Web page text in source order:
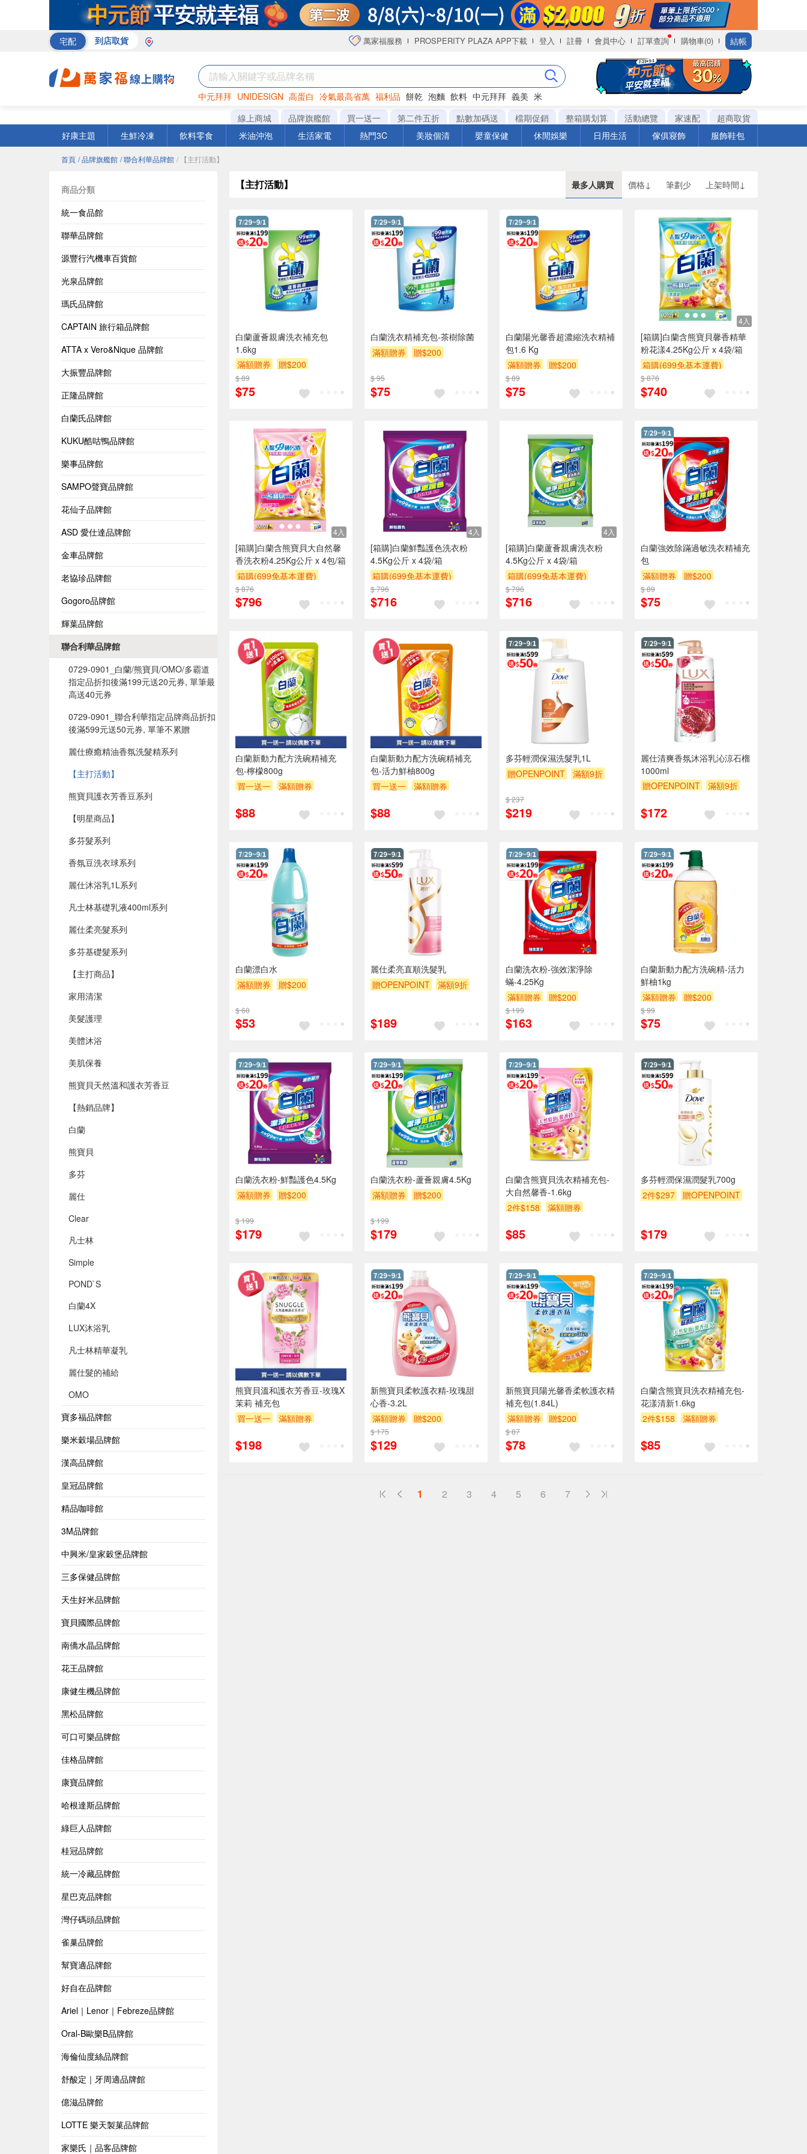
宅配 到店取貨 萬家福服務 PROSPERITY PLAZA APP下載 登入 註冊 會員中心 訂單查詢 購物車(0) 結帳
中元拜拜 UNIDESIGN 高蛋白 冷氣最高省萬 福利品 餅乾 泡麵 飲料 中元拜拜 義美 米
罐頭 咖啡 海苔
線上商城 品牌旗艦館 買一送一 第二件五折 點數加碼送 檔期促銷 整箱購划算 活動總覽 家速配
超商取貨
好康主題
生鮮冷凍 飲料零食 米油沖泡 生活家電 熱門3C 美妝個清 嬰童保健 休閒娛樂 日用生活 傢俱寢飾 服飾鞋包
首頁 / 品牌旗艦館 / 聯合利華品牌館 / 【主打活動】
商品分類
統一食品館
聯華品牌館
源豐行汽機車百貨館
光泉品牌館
瑪氏品牌館
CAPTAIN 旅行箱品牌館
ATTA x Vero&Nique 品牌館
大振豐品牌館
正隆品牌館
白蘭氏品牌館
KUKU酷咕鴨品牌館
樂事品牌館
SAMPO聲寶品牌館
花仙子品牌館
ASD 愛仕達品牌館
金車品牌館
老協珍品牌館
Gogoro品牌館
輝葉品牌館
聯合利華品牌館
0729-0901_白蘭/熊寶貝/OMO/多霸道
指定品折扣後滿199元送20元券, 單筆最
高送40元券
0729-0901_聯合利華指定品牌商品折扣
後滿599元送50元券, 單筆不累贈
麗仕療癒精油香氛洗髮精系列
【主打活動】
熊寶貝護衣芳香豆系列
【明星商品】
多芬髮系列
香氛豆洗衣球系列
麗仕沐浴乳1L系列
凡士林基礎乳液400ml系列
麗仕柔亮髮系列
多芬基礎髮系列
【主打商品】
家用清潔
美髮護理
美體沐浴
美肌保養
熊寶貝天然溫和護衣芳香豆
【熱銷品牌】
白蘭
熊寶貝
多芬
麗仕
Clear
凡士林
Simple
POND`S
白蘭4X
LUX沐浴乳
凡士林精華凝乳
麗仕髮的補給
OMO
寶多福品牌館
樂米穀場品牌館
漢高品牌館
皇冠品牌館
精品咖啡館
3M品牌館
中興米/皇家穀堡品牌館
三多保健品牌館
天生好米品牌館
寶貝國際品牌館
南僑水晶品牌館
花王品牌館
康健生機品牌館
黑松品牌館
可口可樂品牌館
佳格品牌館
康寶品牌館
哈根達斯品牌館
綠巨人品牌館
桂冠品牌館
統一冷藏品牌館
星巴克品牌館
灣仔碼頭品牌館
雀巢品牌館
幫寶適品牌館
好自在品牌館
Ariel｜Lenor｜Febreze品牌館
Oral-B歐樂B品牌館
海倫仙度絲品牌館
舒酸定｜牙周適品牌館
億滋品牌館
LOTTE 樂天製菓品牌館
家樂氏｜品客品牌館
【主打活動】 最多人購買 價格↓ 筆劃少 上架時間↓
白蘭蘆薈親膚洗衣補充包
1.6kg
滿額贈券
贈$200
$ 89
$75
白蘭洗衣精補充包-茶樹除菌
滿額贈券
贈$200
$ 95
$75
白蘭陽光馨香超濃縮洗衣精補
包1.6 Kg
滿額贈券
贈$200
$ 89
$75
4入
[箱購]白蘭含熊寶貝馨香精華
粉花漾4.25Kg公斤 x 4袋/箱
箱購(699免基本運費)
贈$200
$ 876
$740
4入
[箱購]白蘭含熊寶貝大自然馨
香洗衣粉4.25Kg公斤 x 4包/箱
箱購(699免基本運費)
贈$200
$ 876
$796
4入
[箱購]白蘭鮮豔護色洗衣粉
4.5Kg公斤 x 4袋/箱
箱購(699免基本運費)
贈$200
$ 796
$716
4入
[箱購]白蘭蘆薈親膚洗衣粉
4.5Kg公斤 x 4袋/箱
箱購(699免基本運費)
贈$200
$ 796
$716
白蘭強效除蹣過敏洗衣精補充
包
滿額贈券
贈$200
$ 89
$75
白蘭新動力配方洗碗精補充
包-檸檬800g
買一送一
滿額贈券
$88
白蘭新動力配方洗碗精補充
包-活力鮮柚800g
買一送一
滿額贈券
$88
多芬輕潤保濕洗髮乳1L
贈OPENPOINT
滿額9折
$ 237
$219
麗仕清爽香氛沐浴乳沁涼石榴
1000ml
贈OPENPOINT
滿額9折
$172
白蘭漂白水
滿額贈券
贈$200
$ 60
$53
麗仕柔亮直順洗髮乳
贈OPENPOINT
滿額9折
$189
白蘭洗衣粉-強效潔淨除
蟎-4.25Kg
滿額贈券
贈$200
$ 199
$163
白蘭新動力配方洗碗精-活力
鮮柚1kg
滿額贈券
贈$200
$ 99
$75
白蘭洗衣粉-鮮豔護色4.5Kg
滿額贈券
贈$200
$ 199
$179
白蘭洗衣粉-蘆薈親膚4.5Kg
滿額贈券
贈$200
$ 199
$179
白蘭含熊寶貝洗衣精補充包-
大自然馨香-1.6kg
2件$158
滿額贈券
$85
多芬輕潤保濕潤髮乳700g
2件$297
贈OPENPOINT
$179
熊寶貝溫和護衣芳香豆-玫瑰X
茉莉 補充包
買一送一
滿額贈券
$198
新熊寶貝柔軟護衣精-玫瑰甜
心香-3.2L
滿額贈券
贈$200
$ 175
$129
新熊寶貝陽光馨香柔軟護衣精
補充包(1.84L)
滿額贈券
贈$200
$ 87
$78
白蘭含熊寶貝洗衣精補充包-
花漾清新1.6kg
2件$158
滿額贈券
$85
1 2 3 4 5 6 7